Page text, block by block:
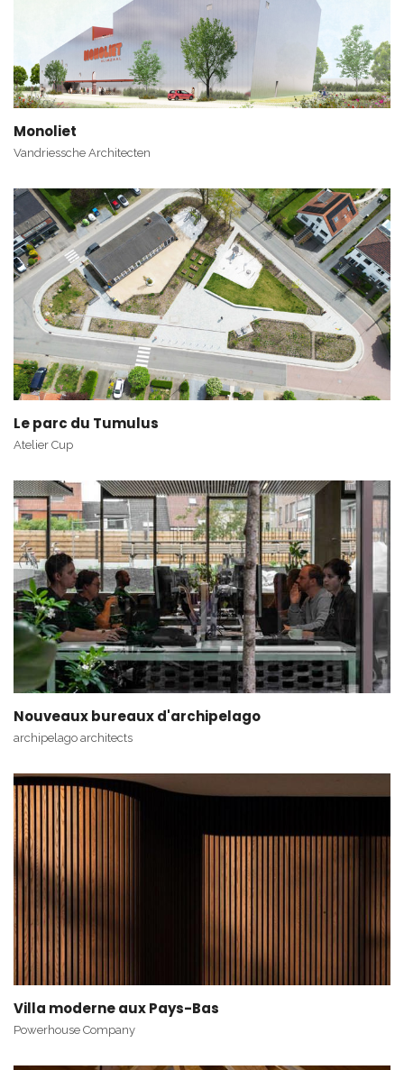
Monoliet
Vandriessche Architecten
Le parc du Tumulus
Atelier Cup
Nouveaux bureaux d'archipelago
archipelago architects
Villa moderne aux Pays-Bas
Powerhouse Company